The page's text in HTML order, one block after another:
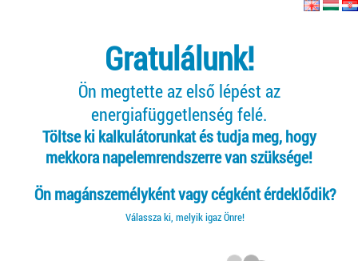
Gratulálunk!
Ön megtette az első lépést az
energiafüggetlenség felé.
Töltse ki kalkulátorunkat és tudja meg, hogy
mekkora napelemrendszerre van szüksége!
Ön magánszemélyként vagy cégként érdeklődik?
Válassza ki, melyik igaz Önre!